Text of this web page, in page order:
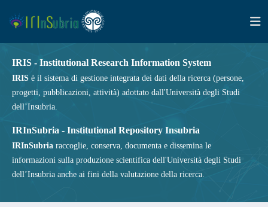
IRIS - Institutional Research Information System
IRIS è il sistema di gestione integrata dei dati della ricerca (persone,
progetti, pubblicazioni, attività) adottato dall'Università degli Studi
dell’Insubria.
IRInSubria - Institutional Repository Insubria
IRInSubria raccoglie, conserva, documenta e dissemina le
informazioni sulla produzione scientifica dell'Università degli Studi
dell’Insubria anche ai fini della valutazione della ricerca.